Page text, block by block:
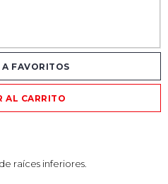
FAVORITOS
AL CARRITO
raíces inferiores.